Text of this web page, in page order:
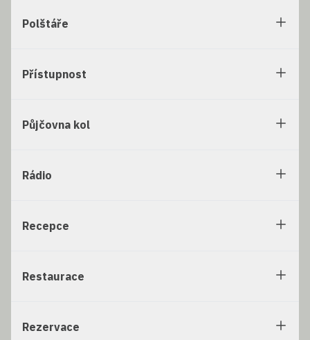
Polštáře
Přístupnost
Půjčovna kol
Rádio
Recepce
Restaurace
Rezervace